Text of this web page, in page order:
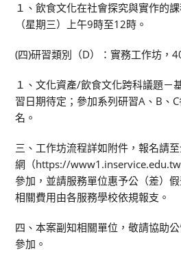
１、飲食文化在社會探究與實作的
（星期三）上午9時至12時。
(四)研習類別（D）：實務工作坊，
１、文化資產/飲食文化跨科議題－
習日期待定；參加系列研習A、B、
名。
三、工作坊流程詳如附件，報名請
網（https://
參加，並請服務單位惠予公（差）
相關費用由各服務學校依規報支。
四、本案副知相關單位，敬請協助
參加。